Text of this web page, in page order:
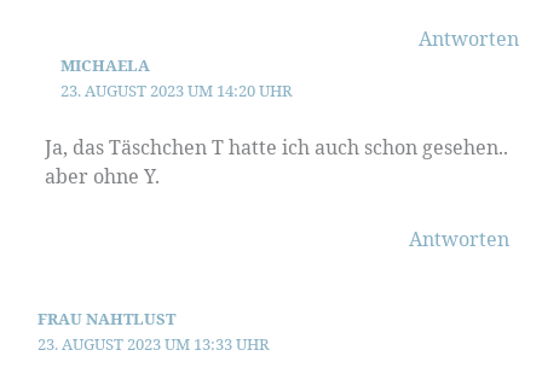
Antworten
MICHAELA
23. AUGUST 2023 UM 14:20 UHR
Ja, das Täschchen T hatte ich auch schon gesehen..
aber ohne Y.
Antworten
FRAU NAHTLUST
23. AUGUST 2023 UM 13:33 UHR